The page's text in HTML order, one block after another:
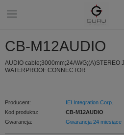
CB-M12AUDIO
AUDIO cable;3000mm;24AWG;(A)STEREO
WATERPROOF CONNECTOR
Producent:
IEI Integration Corp.
Kod produktu:
CB-M12AUDIO
Gwarancja:
Gwarancja 24 miesiące